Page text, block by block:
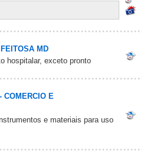
MD
hospitalar, exceto pronto
COMERCIO E
e materiais para uso